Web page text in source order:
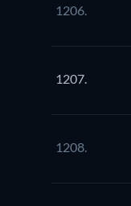
1206.
1207.
1208.